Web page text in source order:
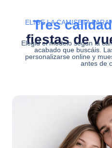
ELIGE LA CAMISETA
Tres
fiestas de
Elegid el modelo según la
acabado que buscáis.
personalizarse online y
antes de